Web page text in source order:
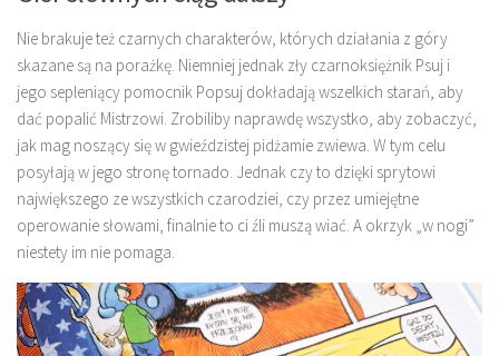
Nie brakuje też czarnych charakterów, których działania z góry
skazane są na porażkę. Niemniej jednak zły czarnoksiężnik Psuj i
jego sepleniący pomocnik Popsuj dokładają wszelkich starań, aby
dać popalić Mistrzowi. Zrobiliby naprawdę wszystko, aby zobaczyć,
jak mag noszący się w gwieździstej pidżamie zwiewa. W tym celu
posyłają w jego stronę tornado. Jednak czy to dzięki sprytowi
największego ze wszystkich czarodziei, czy przez umiejętne
operowanie słowami, finalnie to ci źli muszą wiać. A okrzyk „w nogi”
niestety im nie pomaga.